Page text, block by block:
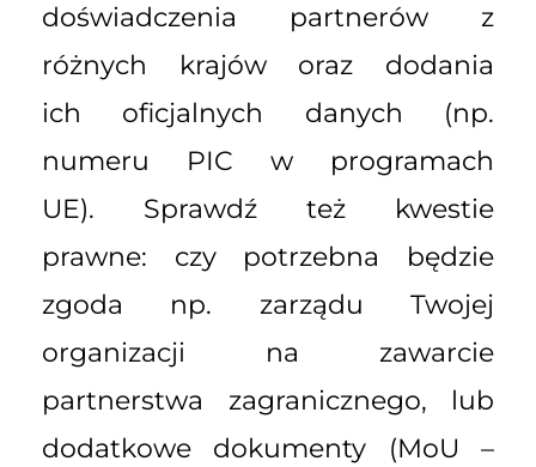
doświadczenia partnerów z
różnych krajów oraz dodania
ich oficjalnych danych (np.
numeru PIC w programach
UE). Sprawdź też kwestie
prawne: czy potrzebna będzie
zgoda np. zarządu Twojej
organizacji na zawarcie
partnerstwa zagranicznego, lub
dodatkowe dokumenty (MoU –